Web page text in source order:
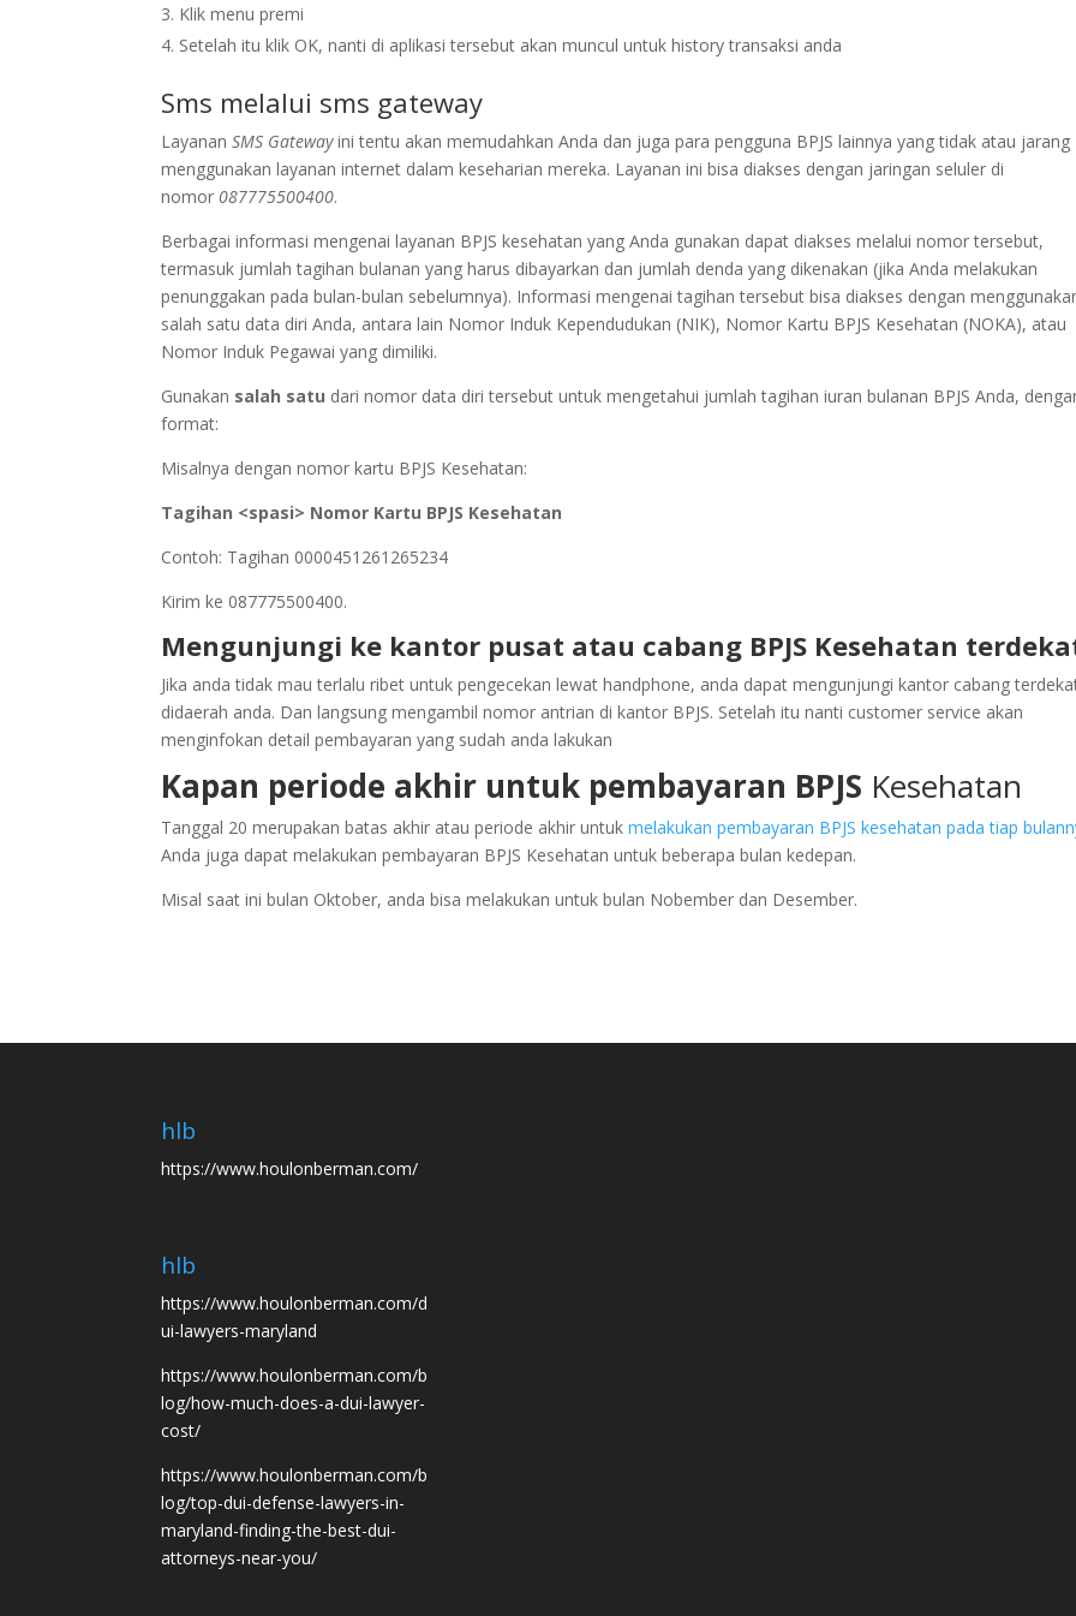
Klik menu premi
Setelah itu klik OK, nanti di aplikasi tersebut akan muncul untuk history transaksi anda
Sms melalui sms gateway
LayananSMS Gatewayini tentu akan memudahkan Anda dan juga para pengguna BPJS lainnya yang tidak atau jarang
menggunakan layanan internet dalam keseharian mereka. Layanan ini bisa diakses dengan jaringan seluler di
nomor087775500400.
Berbagai informasi mengenai layanan BPJS kesehatan yang Anda gunakan dapat diakses melalui nomor tersebut,
termasuk jumlah tagihan bulanan yang harus dibayarkan dan jumlah denda yang dikenakan (jika Anda melakukan
penunggakan pada bulan-bulan sebelumnya). Informasi mengenai tagihan tersebut bisa diakses dengan
salah satu data diri Anda, antara lain Nomor Induk Kependudukan (NIK), Nomor Kartu BPJS Kesehatan (NOKA), atau
Nomor Induk Pegawai yang dimiliki.
Gunakan salah satu dari nomor data diri tersebut untuk mengetahui jumlah tagihan iuran bulanan BPJS Anda,
format:
Misalnya dengan nomor kartu BPJS Kesehatan:
Tagihan <spasi> Nomor Kartu BPJS Kesehatan
Contoh: Tagihan 0000451261265234
Kirim ke 087775500400.
Mengunjungi ke kantor pusat atau cabang BPJS Kesehatan
Jika anda tidak mau terlalu ribet untuk pengecekan lewat handphone, anda dapat mengunjungi kantor cabang
didaerah anda. Dan langsung mengambil nomor antrian di kantor BPJS. Setelah itu nanti customer service akan
menginfokan detail pembayaran yang sudah anda lakukan
Kapan periode akhir untuk pembayaran BPJS Kesehatan
Tanggal 20 merupakan batas akhir atau periode akhir untukmelakukan pembayaran BPJS kesehatan pada tiap
Anda juga dapat melakukan pembayaran BPJS Kesehatan untuk beberapa bulan kedepan.
Misal saat ini bulan Oktober, anda bisa melakukan untuk bulan Nobember dan Desember.
hlb
https://www.houlonberman.com/
hlb
https://www.houlonberman.com/d
ui-lawyers-maryland
https://www.houlonberman.com/b
log/how-much-does-a-dui-lawyer-
cost/
https://www.houlonberman.com/b
log/top-dui-defense-lawyers-in-
maryland-finding-the-best-dui-
attorneys-near-you/